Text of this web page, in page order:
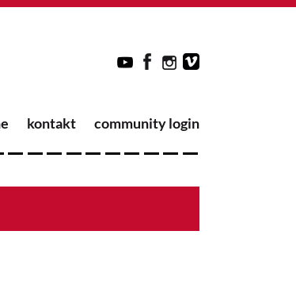
kontakt community login